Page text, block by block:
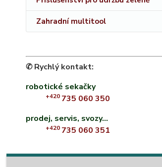
Zahradní multitool
✆ Rychlý kontakt:
robotické sekačky
+420 735 060 350
prodej, servis, svozy...
+420 735 060 351